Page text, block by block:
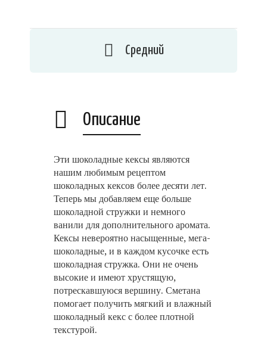
Средний
Описание
Эти шоколадные кексы являются
нашим любимым рецептом
шоколадных кексов более десяти лет.
Теперь мы добавляем еще больше
шоколадной стружки и немного
ванили для дополнительного аромата.
Кексы невероятно насыщенные, мега-
шоколадные, и в каждом кусочке есть
шоколадная стружка. Они не очень
высокие и имеют хрустящую,
потрескавшуюся вершину. Сметана
помогает получить мягкий и влажный
шоколадный кекс с более плотной
текстурой.